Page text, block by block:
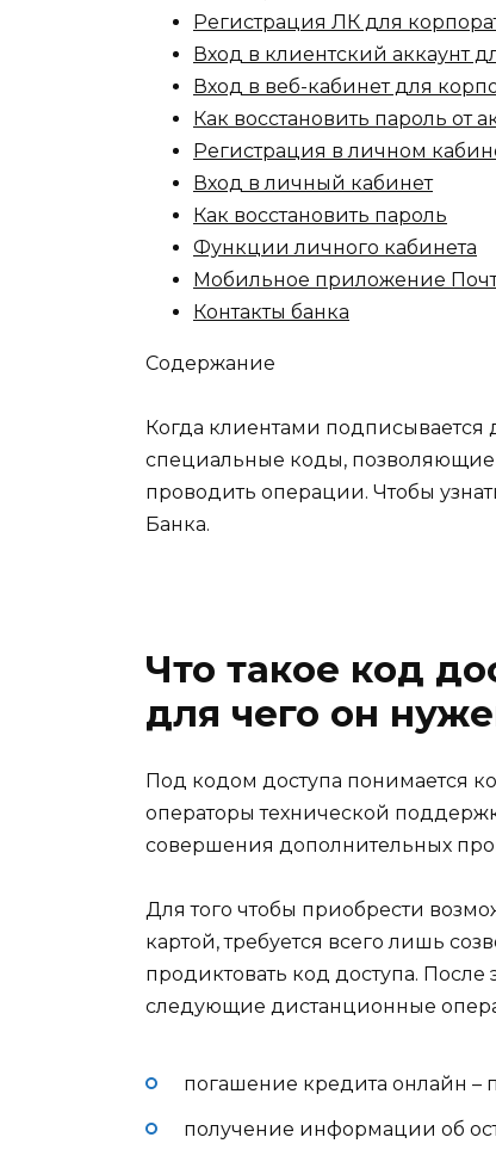
Регистрация ЛК для
Вход в клиентский аккаунт
Вход в веб-кабинет для
Как восстановить пароль от
Регистрация в личном
Вход в личный кабинет
Как восстановить пароль
Функции личного кабинета
Мобильное приложение
Контакты банка
Содержание
Когда клиентами подписывается
специальные коды,
проводить операции. Чтобы
Банка.
Что такое код
для чего он
Под кодом доступа понимается
операторы технической
совершения дополнительных
Для того чтобы приобрести
картой, требуется всего лишь
продиктовать код доступа. После
следующие дистанционные
погашение кредита онлайн –
получение информации об